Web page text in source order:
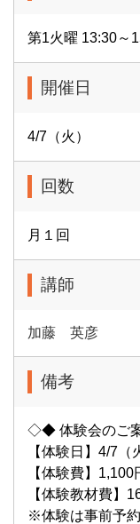
第1火曜 13:30～
開催日
4/7（火）
回数
月１回
講師
加藤 英彦
備考
◇◆ 体験会のご
【体験日】4/7（
【体験費】1,100
【体験教材費】
※体験は事前予約